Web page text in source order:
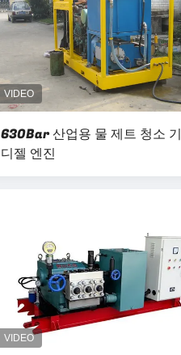
630Bar 산업용 물 제트 청소
디젤 엔진